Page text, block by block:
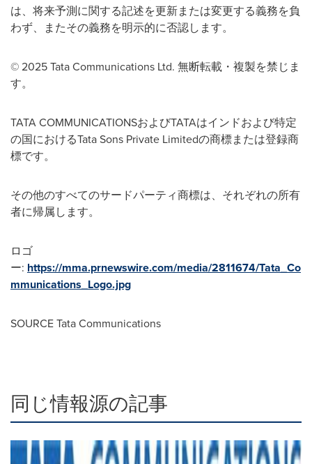
は、将来予測に関する記述を更新または変更する義務を負
わず、またその義務を明示的に否認します。
© 2025 Tata Communications Ltd. 無断転載・複製を禁じま
す。
TATA COMMUNICATIONSおよびTATAはインドおよび特定
の国におけるTata Sons Private Limitedの商標または登録商
標です。
その他のすべてのサードパーティ商標は、それぞれの所有
者に帰属します。
ロゴ
ー: https://mma.prnewswire.com/media/2811674/Tata_Co
mmunications_Logo.jpg
SOURCE Tata Communications
同じ情報源の記事